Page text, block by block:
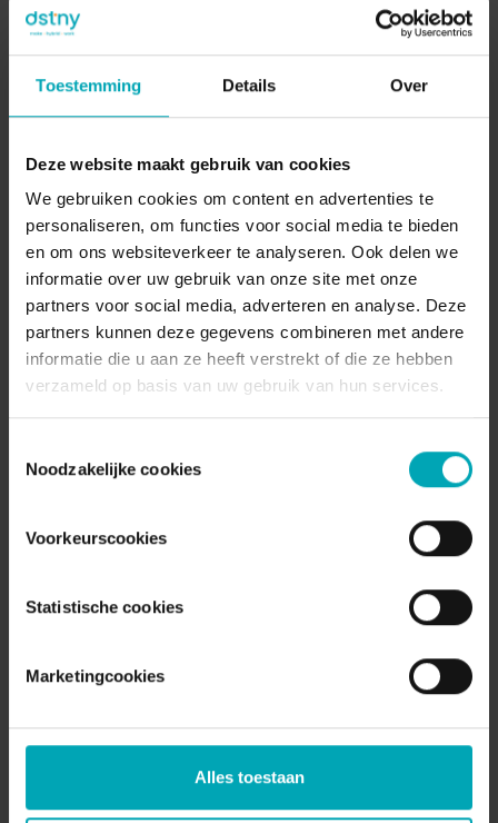
Toestemming Details Over
Deze website maakt gebruik van cookies
We gebruiken cookies om content en advertenties te
personaliseren, om functies voor social media te bieden
en om ons websiteverkeer te analyseren. Ook delen we
informatie over uw gebruik van onze site met onze
partners voor social media, adverteren en analyse. Deze
partners kunnen deze gegevens combineren met andere
informatie die u aan ze heeft verstrekt of die ze hebben
verzameld op basis van uw gebruik van hun services.
Noodzakelijke cookies
Voorkeurscookies
Statistische cookies
Marketingcookies
Alles toestaan
“zie het als een partnerschap waarbij
we elkaar ondersteunen en
te bereiken. Mijn doel is om te
luisteren naar de behoeften en
wensen van onze partners, zodat
we op maat gemaakte oplossingen
kunnen bieden die hun succes en
groei bevorderen. Ik kijk ernaar uit
om nauw met hen samen te werken
en te bouwen aan langdurige
relaties.